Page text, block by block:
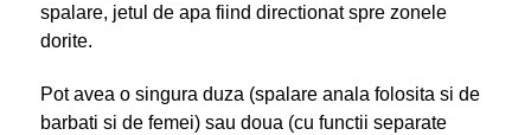
spalare, jetul de apa fiind directionat spre zonele
dorite.
Pot avea o singura duza (spalare anala folosita si de
barbati si de femei) sau doua (cu functii separate